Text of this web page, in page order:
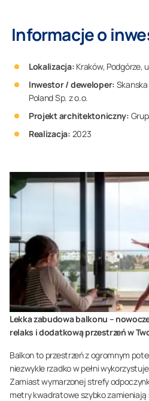
Informacje o
Lokalizacja: Kraków, Podgórze,
Inwestor / deweloper:
Poland Sp. z o.o.
Projekt architektoniczny:
Realizacja: 2023
Lekka zabudowa balkonu –
relaks i dodatkową przestrzeń w
Balkon to przestrzeń z ogromnym
niezwykle rzadko w pełni
Zamiast wymarzonej strefy
metry kwadratowe szybko zamieniają